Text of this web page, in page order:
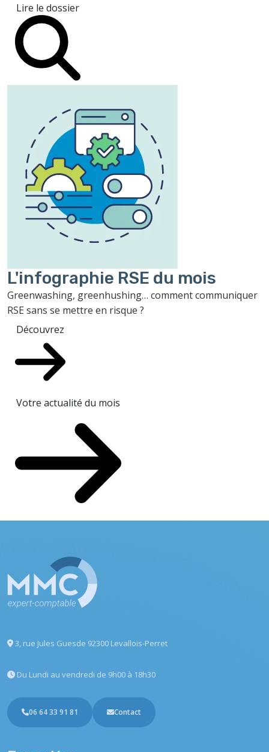
Lire le dossier
L'infographie RSE du mois
Greenwashing, greenhushing… comment communiquer
RSE sans se mettre en risque ?
Découvrez
Votre actualité du mois
3, rue Jules Guesde 92300 Levallois-Perret
Du Lundi au vendredi de 9h00 à 18h30
06 64 33 91 81 Contact